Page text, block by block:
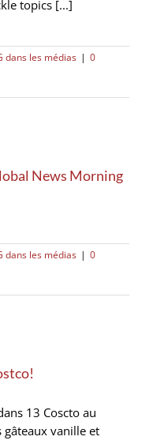
topics [...]
dans les médias | 0
News Morning
dans les médias | 0
13 Coscto au
gâteaux vanille et